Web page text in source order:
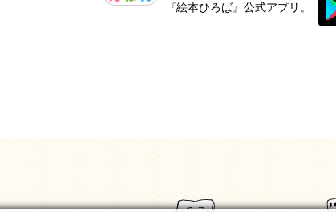
『絵本ひろば』公式アプリ。